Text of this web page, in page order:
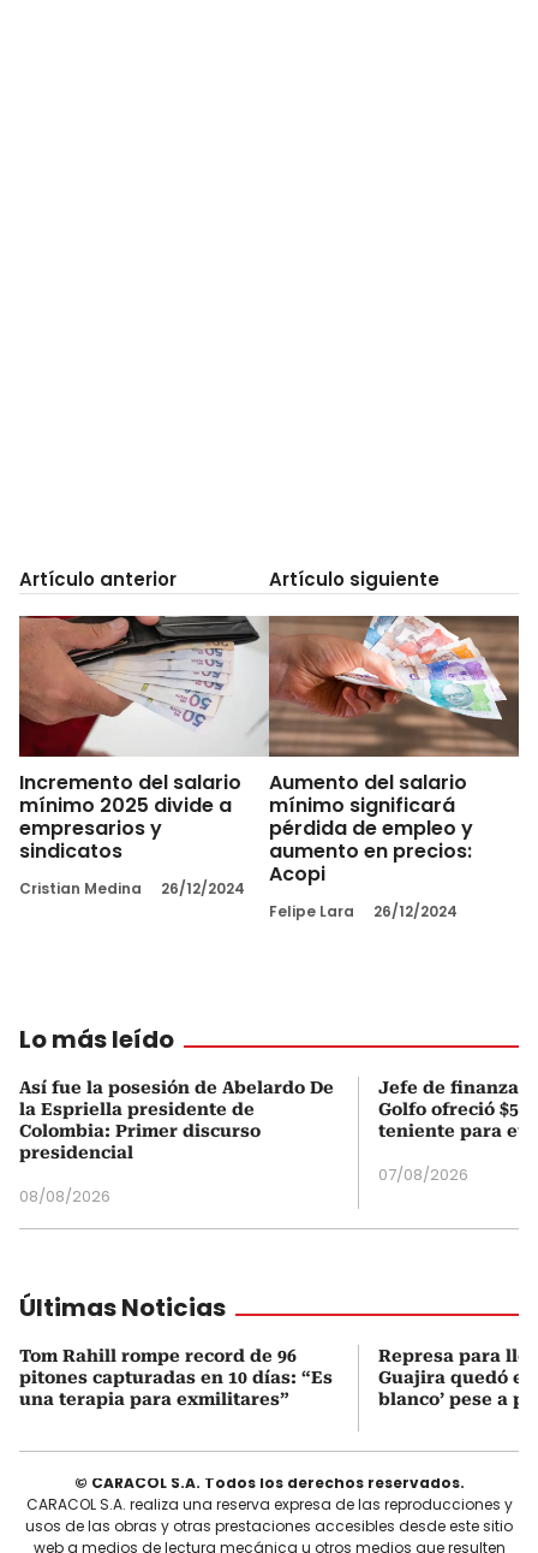
Artículo anterior
Incremento del salario
mínimo 2025 divide a
empresarios y
sindicatos
Cristian Medina 26/12/2024
Artículo siguiente
Aumento del salario
mínimo significará
pérdida de empleo y
aumento en precios:
Acopi
Felipe Lara 26/12/2024
Lo más leído
Así fue la posesión de Abelardo De
la Espriella presidente de
Colombia: Primer discurso
presidencial
08/08/2026
Jefe de finanzas
Golfo ofreció
teniente para
07/08/2026
Últimas Noticias
Tom Rahill rompe record de 96
pitones capturadas en 10 días: “Es
una terapia para exmilitares”
Represa para
Guajira quedó en
blanco’ pese a
© CARACOL S.A. Todos los derechos reservados.
CARACOL S.A. realiza una reserva expresa de las reproducciones y
usos de las obras y otras prestaciones accesibles desde este sitio
web a medios de lectura mecánica u otros medios que resulten